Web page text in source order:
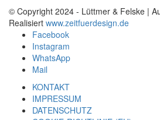
© Copyright 2024 - Lüttmer & Felske |
Realisiert www.zeitfuerdesign.de
Facebook
Instagram
WhatsApp
Mail
KONTAKT
IMPRESSUM
DATENSCHUTZ